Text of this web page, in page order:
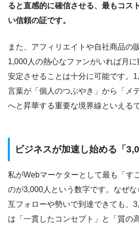
ると直感的に確信させる、最もコス
い信頼の証です。
また、アフィリエイトや自社商品の
1,000人の熱心なファンがいれば月
安定させることは十分に可能です。
言葉が「個人のつぶやき」から「メ
へと昇華する重要な境界線といえる
ビジネスが加速し始める「
私がWebマーケターとして最も「す
のが3,000人という数字です。なぜ
互フォローや勢いで到達できても、
は「一貫したコンセプト」と「質の